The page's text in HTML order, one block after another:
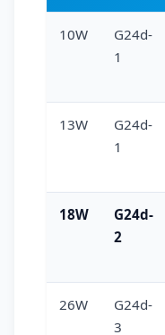
10W
G24d-
1
13W
G24d-
1
18W
G24d-
2
26W
G24d-
3